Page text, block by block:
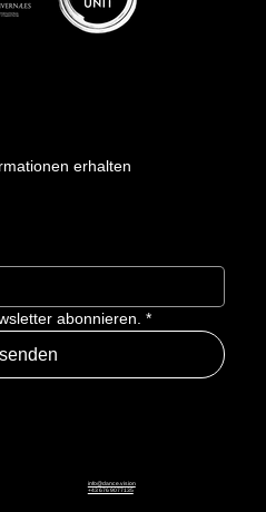
erhalten
abonnieren. *
info@dance.vision
+43 676 9077135